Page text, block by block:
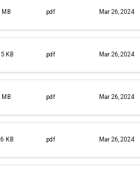
MB .pdf Mar 26, 2024
KB .pdf Mar 26, 2024
MB .pdf Mar 26, 2024
KB .pdf Mar 26, 2024